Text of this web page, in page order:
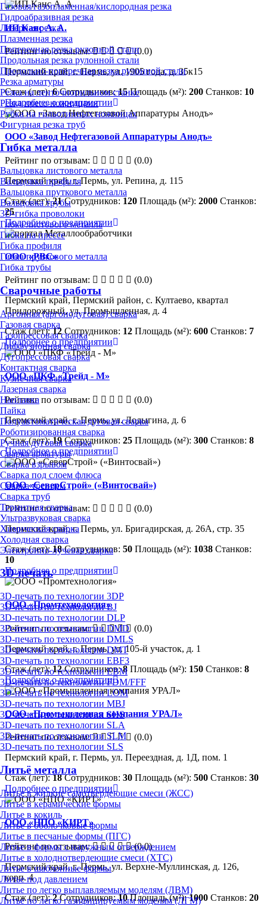
Газовая/газопламенная/кислородная резка
Гидроабразивная резка
Лазерная резка
Плазменная резка
Поперечная резка рулонной стали
Продольная резка рулонной стали
Продольно-поперечная резка рулонной стали
Резка арматуры
Резка на ленточнопильном станке
Резка пресс-ножницами
Рубка на гильотинных ножницах
Фигурная резка труб
Гибка металла
Вальцовка листового металла
Вальцовка профиля
Вальцовка пруткового металла
Вальцовка трубы
3D-гибка проволоки
Гибка листового металла
Гибка на прессе
Гибка профиля
Гибка пруткового металла
Гибка трубы
Сварочные работы
Аргонная (аргонодуговая) сварка
Газовая сварка
Газопрессовая сварка
Диффузионная сварка
Дугопрессовая сварка
Контактная сварка
Кузнечная сварка
Лазерная сварка
Наплавка
Пайка
Полуавтоматическая дуговая сварка
Роботизированная сварка
Ручная дуговая сварка
Сварка арматуры
Сварка взрывом
Сварка под слоем флюса
Сварка трением
Сварка труб
Термитная сварка
Ультразвуковая сварка
Химическая сварка
Холодная сварка
Электронно-лучевая сварка
3D-печать
3D-печать по технологии 3DP
3D-печать по технологии BJ
3D-печать по технологии DLP
3D-печать по технологии DMD
3D-печать по технологии DMLS
3D-печать по технологии DMT
3D-печать по технологии EBF3
3D-печать по технологии EBM
3D-печать по технологии FDM/FFF
3D-печать по технологии LOM
3D-печать по технологии MBJ
3D-печать по технологии SHS
3D-печать по технологии SLA
3D-печать по технологии SLM
3D-печать по технологии SLS
Литьё металла
Литье в жидкие самотвердеющие смеси (ЖСС)
Литье в керамические формы
Литье в кокиль
Литье в оболочковые формы
Литье в песчаные формы (ПГС)
Литье в формы с наружным отверждением
Литье в холоднотвердеющие смеси (ХТС)
Литье в шаблонные формы
Литье под давлением
Литье по легко выплавляемым моделям (ЛВМ)
Литье по легко газифицируемым моделям (ЛГМ)
ИП Канс А. А.
Рейтинг по отзывам:
(0.0)
Пермский край, г. Пермь, ул. 1905 года, д. 35к15
Стаж (лет):6 Сотрудников:15 Площадь (м²): 200 Станков: 10
Подробнее о предприятии
ООО «Завод Нефтегазовой Аппаратуры Анодъ»
Рейтинг по отзывам:
(0.0)
Пермский край, г. Пермь, ул. Репина, д. 115
Стаж (лет):21 Сотрудников: 120 Площадь (м²): 2000 Станков:
25
Подробнее о предприятии
ООО «РВС»
Рейтинг по отзывам:
(0.0)
Пермский край, Пермский район, с. Култаево, квартал
Придорожный, ул. Промышленная, д. 4
Стаж (лет):12 Сотрудников: 12 Площадь (м²): 600 Станков: 7
Подробнее о предприятии
ООО «ПКФ «Трейд - М»
Рейтинг по отзывам:
(0.0)
Пермский край, г. Пермь, ул. Лодыгина, д. 6
Стаж (лет):19 Сотрудников: 25 Площадь (м²): 300 Станков: 8
Подробнее о предприятии
ООО «СеверСтрой» («Винтосвай»)
Рейтинг по отзывам:
(0.0)
Пермский край, г. Пермь, ул. Бригадирская, д. 26А, стр. 35
Стаж (лет):18 Сотрудников: 50 Площадь (м²): 1038 Станков:
10
Подробнее о предприятии
ООО «Промтехнология»
Рейтинг по отзывам:
(0.0)
Пермский край, г. Пермь, ул. 105-й участок, д. 1
Стаж (лет):12 Сотрудников:8 Площадь (м²): 150 Станков: 8
Подробнее о предприятии
ООО «Промышленная компания УРАЛ»
Рейтинг по отзывам:
(0.0)
Пермский край, г. Пермь, ул. Переездная, д. 1Д, пом. 1
Стаж (лет):18 Сотрудников: 30 Площадь (м²): 500 Станков: 30
Подробнее о предприятии
ООО «НПО «КИРТ»
Рейтинг по отзывам:
(0.0)
Пермский край, г. Пермь, ул. Верхне-Муллинская, д. 126,
корп. 4
Стаж (лет):2 Сотрудников:10 Площадь (м²):1000 Станков: 20